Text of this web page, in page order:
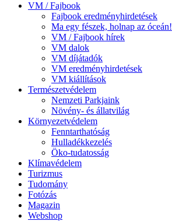
VM / Fajbook
Fajbook eredményhirdetések
Ma egy fészek, holnap az óceán!
VM / Fajbook hírek
VM dalok
VM díjátadók
VM eredményhirdetések
VM kiállítások
Természetvédelem
Nemzeti Parkjaink
Növény- és állatvilág
Környezetvédelem
Fenntarthatóság
Hulladékkezelés
Öko-tudatosság
Klímavédelem
Turizmus
Tudomány
Fotózás
Magazin
Webshop